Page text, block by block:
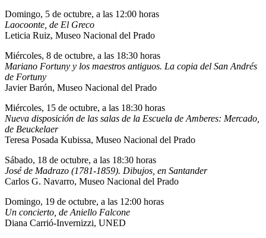
Domingo, 5 de octubre, a las 12:00 horas
Laocoonte, de El Greco
Leticia Ruiz, Museo Nacional del Prado
Miércoles, 8 de octubre, a las 18:30 horas
Mariano Fortuny y los maestros antiguos. La copia del San Andrés
de Fortuny
Javier Barón, Museo Nacional del Prado
Miércoles, 15 de octubre, a las 18:30 horas
Nueva disposición de las salas de la Escuela de Amberes: Mercado,
de Beuckelaer
Teresa Posada Kubissa, Museo Nacional del Prado
Sábado, 18 de octubre, a las 18:30 horas
José de Madrazo (1781-1859). Dibujos, en Santander
Carlos G. Navarro, Museo Nacional del Prado
Domingo, 19 de octubre, a las 12:00 horas
Un concierto, de Aniello Falcone
Diana Carrió-Invernizzi, UNED